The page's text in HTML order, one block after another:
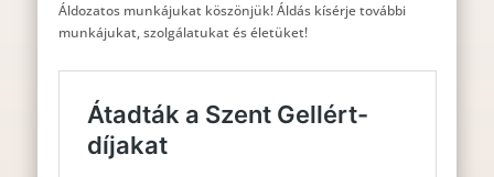
Áldozatos munkájukat köszönjük! Áldás kísérje további
munkájukat, szolgálatukat és életüket!